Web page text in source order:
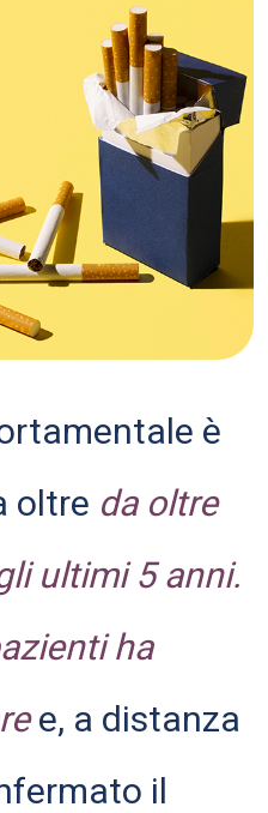
è
oltre da oltre
ultimi 5 anni.
ha
e, a distanza
il